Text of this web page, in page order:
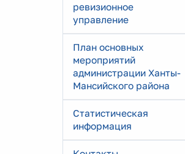
ревизионное
управление
План основных
мероприятий
администрации Ханты-
Мансийского района
Статистическая
информация